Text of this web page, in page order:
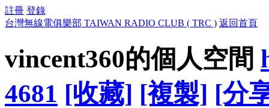
註冊 登錄
台灣無線電俱樂部 TAIWAN RADIO CLUB ( TRC ) 返回首頁
vincent360的個人空間
4681 [收藏] [複製] [分